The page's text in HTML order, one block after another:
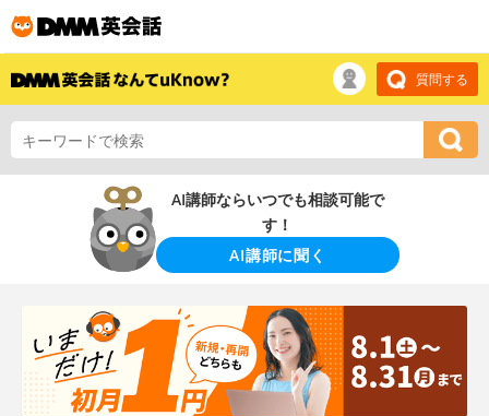
質問する
AI講師ならいつでも相談可能で
す！
AI講師に聞く